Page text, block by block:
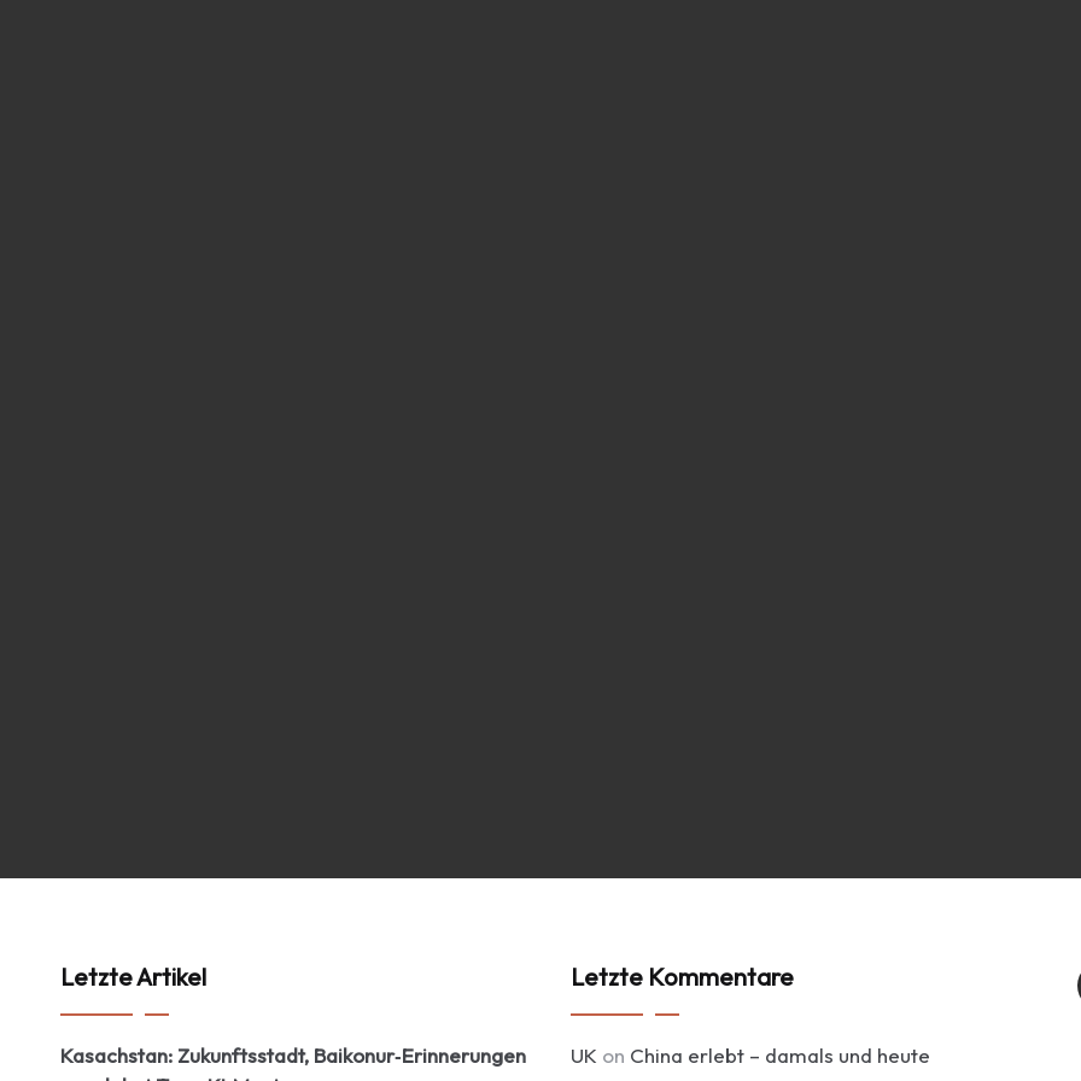
Letzte Artikel
Kasachstan: Zukunftsstadt, Baikonur‑Erinnerungen
Letzte Kommentare
UK on China erlebt – damals und heute